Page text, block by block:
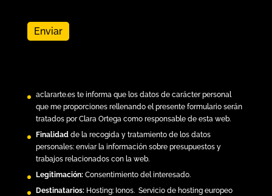
aclararte.este informa que los datos de carácter personal
que me proporciones rellenando el presente formulario serán
tratados por Clara Ortega como responsable de esta web.
Finalidadde la recogida y tratamiento de los datos
personales: enviar la información sobre presupuestos y
trabajos relacionados con la web.
Legitimación: Consentimiento del interesado.
Destinatarios:Hosting: Ionos.Servicio de hosting europeo